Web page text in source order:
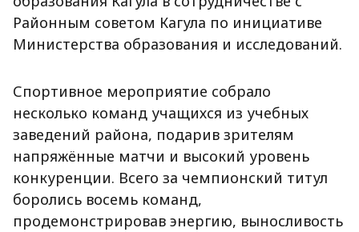
Районным советом Кагула по инициативе
Министерства образования и исследований.
Спортивное мероприятие собрало
несколько команд учащихся из учебных
заведений района, подарив зрителям
напряжённые матчи и высокий уровень
конкуренции. Всего за чемпионский титул
боролись восемь команд,
продемонстрировав энергию, выносливость